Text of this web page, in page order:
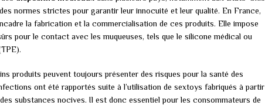
normes strictes pour garantir leur innocuité et leur qualité. En France,
la fabrication et la commercialisation de ces produits. Elle impose
pour le contact avec les muqueuses, tels que le silicone médical ou
produits peuvent toujours présenter des risques pour la santé des
ont été rapportés suite à l’utilisation de sextoys fabriqués à partir
substances nocives. Il est donc essentiel pour les consommateurs de